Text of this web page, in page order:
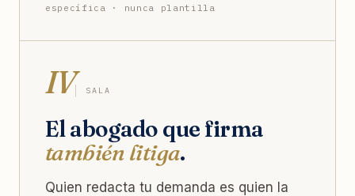
específica · nunca plantilla
IV SALA
El abogado que firma
también litiga.
Quien redacta tu demanda es quien la